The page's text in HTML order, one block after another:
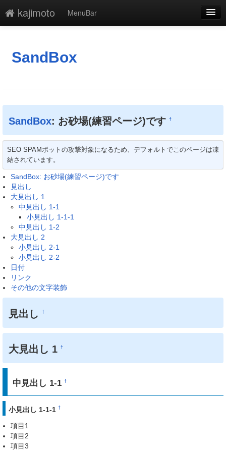
kajimoto
MenuBar
添付
一覧
単語検索
SandBox
SandBox: お砂場(練習ページ)です†
SEO SPAMボットの攻撃対象になるため、デフォルトでこのページは凍
結されています。
SandBox: お砂場(練習ページ)です
見出し
大見出し 1
中見出し 1-1
小見出し 1-1-1
中見出し 1-2
大見出し 2
小見出し 2-1
小見出し 2-2
日付
リンク
その他の文字装飾
見出し †
大見出し 1†
中見出し 1-1†
小見出し 1-1-1 †
項目1
項目2
項目3